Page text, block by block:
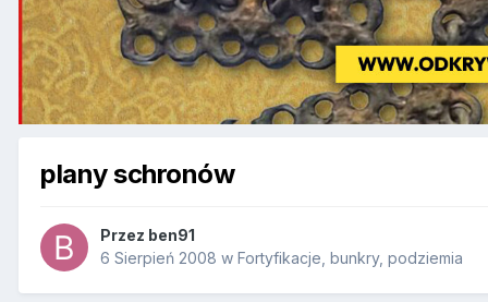
plany schronów
Przez ben91
6 Sierpień 2008 w Fortyfikacje, bunkry, podziemia